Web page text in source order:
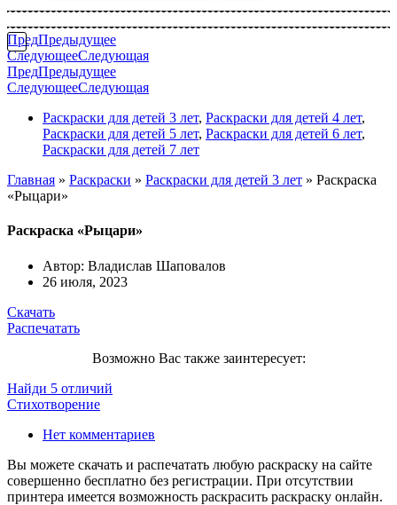
ПредПредыдущее
СледующееСледующая
ПредПредыдущее
СледующееСледующая
Раскраски для детей 3 лет, Раскраски для детей 4 лет,
Раскраски для детей 5 лет, Раскраски для детей 6 лет,
Раскраски для детей 7 лет
Главная » Раскраски » Раскраски для детей 3 лет » Раскраска
«Рыцари»
Раскраска «Рыцари»
Автор: Владислав Шаповалов
26 июля, 2023
Скачать
Распечатать
Возможно Вас также заинтересует:
Найди 5 отличий
Стихотворение
Нет комментариев
Вы можете скачать и распечатать любую раскраску на сайте
совершенно бесплатно без регистрации. При отсутствии
принтера имеется возможность раскрасить раскраску онлайн.